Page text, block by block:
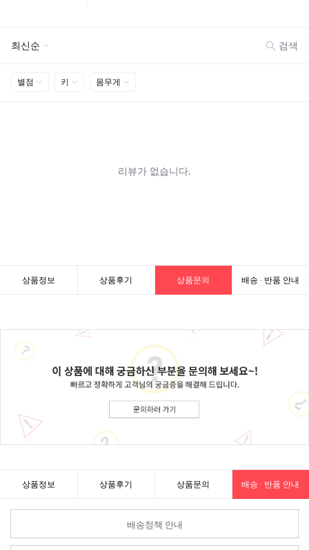
상품정보 상품후기 상품문의 배송 · 반품 안내
상품정보 상품후기 상품문의 배송 · 반품 안내
배송정책 안내